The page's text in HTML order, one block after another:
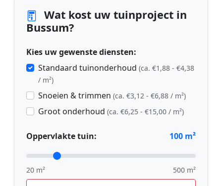
Wat kost uw tuinproject in
Bussum?
Kies uw gewenste diensten:
Standaard tuinonderhoud (ca. €1,88 - €4,38
/ m²)
Snoeien & trimmen (ca. €3,12 - €6,88 / m²)
Groot onderhoud (ca. €6,25 - €15,00 / m²)
Oppervlakte tuin: 100 m²
20 m² 500 m²